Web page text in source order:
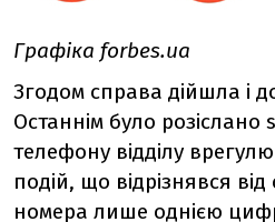
Графіка forbes.ua
Згодом справа дійшла і
Останнім було розіслано
телефону відділу
подій, що відрізнявся
номера лише однією